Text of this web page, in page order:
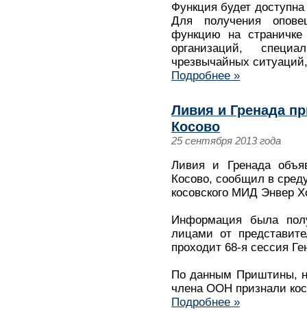
Функция будет
Для получения
функцию на
организаций,
чрезвычайных
Подробнее »
Ливия и Гренада
Косово
25 сентября 2013 года
Ливия и Гренада
Косово, сообщил в
косовского МИД Энвер
Информация была
лицами от
проходит 68-я сессия
По данным Приштины,
члена ООН признали
Подробнее »